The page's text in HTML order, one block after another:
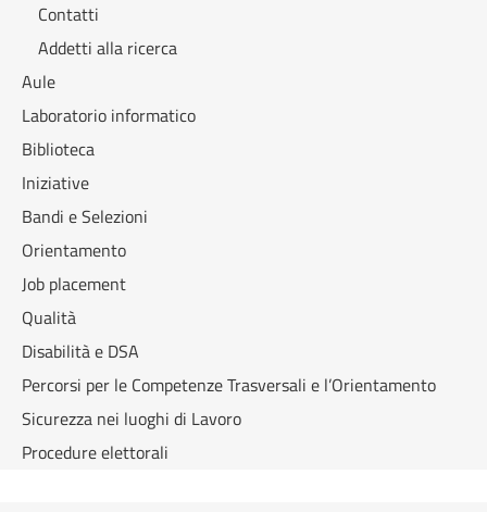
Contatti
Addetti alla ricerca
Aule
Laboratorio informatico
Biblioteca
Iniziative
Bandi e Selezioni
Orientamento
Job placement
Qualità
Disabilità e DSA
Percorsi per le Competenze Trasversali e l’Orientamento
Sicurezza nei luoghi di Lavoro
Procedure elettorali